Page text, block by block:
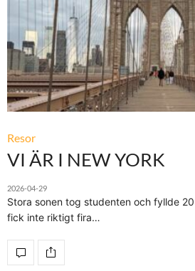
Resor
VI ÄR I NEW YORK
2026-04-29
Stora sonen tog studenten och fyllde
fick inte riktigt fira…